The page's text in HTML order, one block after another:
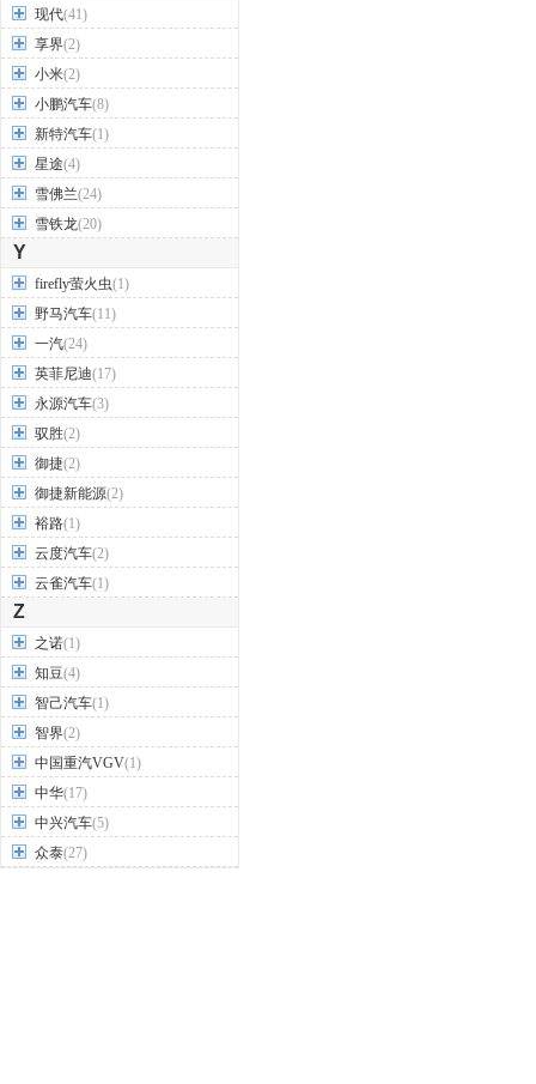
现代(41)
享界(2)
小米(2)
小鹏汽车(8)
新特汽车(1)
星途(4)
雪佛兰(24)
雪铁龙(20)
Y
firefly萤火虫(1)
野马汽车(11)
一汽(24)
英菲尼迪(17)
永源汽车(3)
驭胜(2)
御捷(2)
御捷新能源(2)
裕路(1)
云度汽车(2)
云雀汽车(1)
Z
之诺(1)
知豆(4)
智己汽车(1)
智界(2)
中国重汽VGV(1)
中华(17)
中兴汽车(5)
众泰(27)